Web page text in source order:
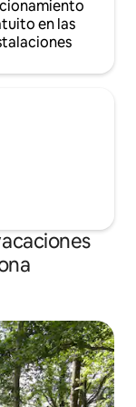
en las